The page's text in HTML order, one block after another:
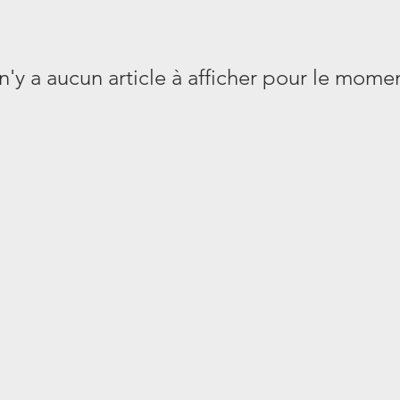
a aucun article à afficher pour le